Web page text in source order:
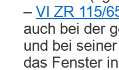
– VI ZR 115/
auch bei der
und bei
das Fenster